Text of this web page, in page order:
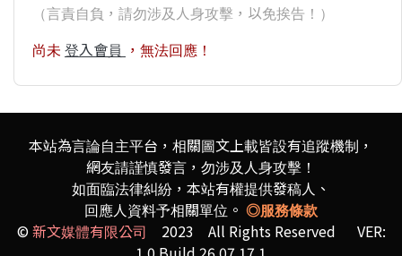
（言責自負，請勿涉及人身攻擊，以免挨告！）
尚未 登入會員 ，無法回應！
本站為言論自主平台，相關圖文上載皆設有追蹤機制，
網友請謹慎發言，勿涉及人身攻擊！
如面臨法律糾紛，本站有權提供發稿人、
回應人資料予相關單位。 ◎服務條款
©新文媒體有限公司 2023 All Rights Reserved VER: